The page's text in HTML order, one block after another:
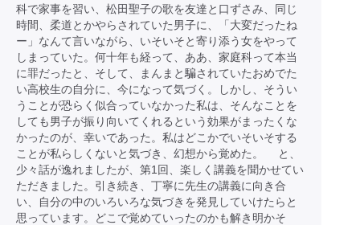
科で家事を習い、松田聖子の歌を友達と口ずさみ、同じ
時間、柔道とかやらされていた男子に、「大変だったね
ー」なんて言いながら、いそいそと寄り添う女をやって
しまっていた。何十年も経って、ああ、家庭科って本当
に罪だったと、そして、まんまと騙されていたおめでた
い高校生の自分に、今になって気づく。しかし、そうい
うことが恐らく似合っていなかった私は、そんなことを
しても男子が振り向いてくれるという効果がまったくな
かったのが、幸いであった。私はどこかでいそいそする
ことが私らしくないと気づき、幻想から覚めた。 と、
少々話が逸れましたが、第1回、楽しく講義を聞かせてい
ただきました。引き続き、丁寧に先生の講義に向き合
い、自分の中のいろいろな気づきを発見していけたらと
思っています。どこで覚めていったのかも解き明かそ